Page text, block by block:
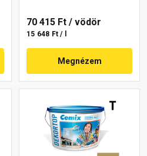
70 415 Ft / vödör
15 648 Ft / l
Megnézem